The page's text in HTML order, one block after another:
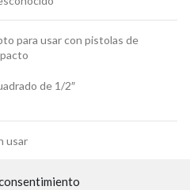
para usar con pistolas de
de 1/2″
usar
12064